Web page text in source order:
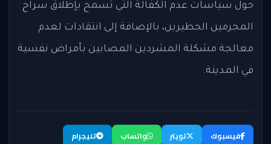
حول سياسات عدم الكفالة التي تسمح بإطلاق سراح
المجرمين الخطيرين، بالإضافة إلى انتقادات لعدم
معالجة مشكلة المشردين المصابين بأمراض نفسية
في المدينة.
فيسبوك تويتر واتساب
تليجرام